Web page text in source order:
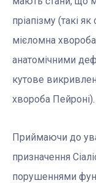
пріапізму (такі
мієломна
анатомічними
кутове
хвороба Пейроні).
Приймаючи до
призначення
порушеннями